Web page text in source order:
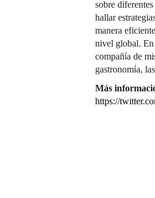
sobre
hallar
manera
nivel global.
compañía de
gastronomía,
Más
https://